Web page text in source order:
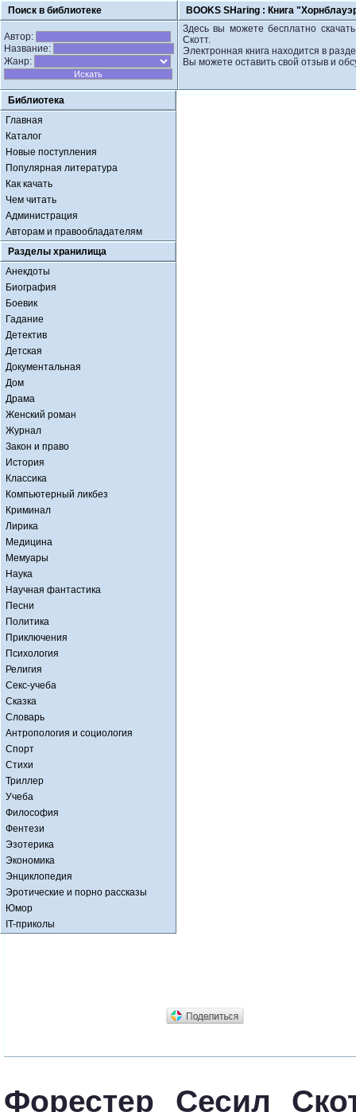
Поиск в библиотеке BOOKS SHaring : Книга
Автор:
Название:
Жанр:
Здесь вы можете бесплатно
Скотт.
Электронная книга находится в
Вы можете оставить свой отзыв и
Библиотека
Главная
Каталог
Новые поступления
Популярная литература
Как качать
Чем читать
Администрация
Авторам и правообладателям
Разделы хранилища
Анекдоты
Биография
Боевик
Гадание
Детектив
Детская
Документальная
Дом
Драма
Женский роман
Журнал
Закон и право
История
Классика
Компьютерный ликбез
Криминал
Лирика
Медицина
Мемуары
Наука
Научная фантастика
Песни
Политика
Приключения
Психология
Религия
Секс-учеба
Сказка
Словарь
Антропология и социология
Спорт
Стихи
Триллер
Учеба
Философия
Фентези
Эзотерика
Экономика
Энциклопедия
Эротические и порно рассказы
Юмор
IT-приколы
Форестер Сесил